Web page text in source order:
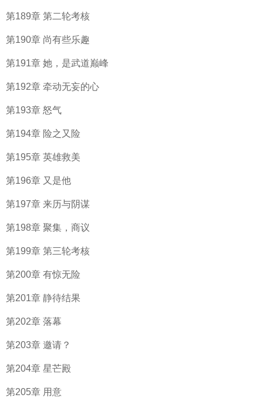
第189章 第二轮考核
第190章 尚有些乐趣
第191章 她，是武道巅峰
第192章 牵动无妄的心
第193章 怒气
第194章 险之又险
第195章 英雄救美
第196章 又是他
第197章 来历与阴谋
第198章 聚集，商议
第199章 第三轮考核
第200章 有惊无险
第201章 静待结果
第202章 落幕
第203章 邀请？
第204章 星芒殿
第205章 用意